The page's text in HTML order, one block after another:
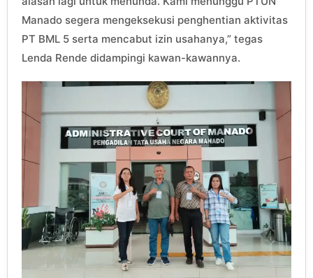
Manado segera mengeksekusi penghentian aktivitas
PT BML 5 serta mencabut izin usahanya,” tegas
Lenda Rende didampingi kawan-kawannya.